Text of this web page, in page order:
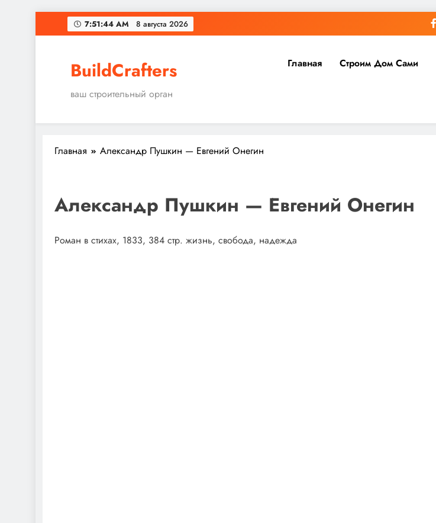
Перейти
к
7:51:45 AM 8 августа 2026
BuildCrafters
ваш строительный орган
Главная Строим Дом Сами
Главная Александр Пушкин — Евгений Онегин
Александр Пушкин — Евгений Онегин
Роман в стихах, 1833, 384 стр. жизнь, свобода, надежда